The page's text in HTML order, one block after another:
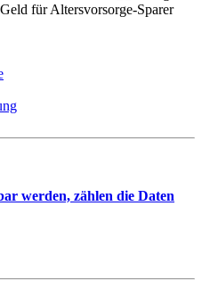
für Altersvorsorge-Sparer
werden, zählen die Daten